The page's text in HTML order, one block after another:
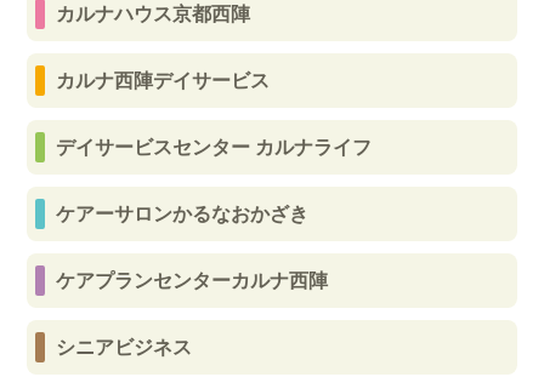
カルナハウス京都西陣
カルナ西陣デイサービス
デイサービスセンター カルナライフ
ケアーサロンかるなおかざき
ケアプランセンターカルナ西陣
シニアビジネス